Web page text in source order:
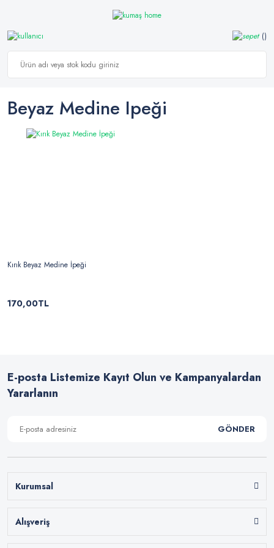
Beyaz Medine Ipeği
Kırık Beyaz Medine İpeği
170,00TL
E-posta Listemize Kayıt Olun ve Kampanyalardan
Yararlanın
GÖNDER
Kurumsal
Alışveriş